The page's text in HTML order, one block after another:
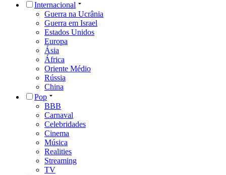
Internacional
Guerra na Ucrânia
Guerra em Israel
Estados Unidos
Europa
Ásia
África
Oriente Médio
Rússia
China
Pop
BBB
Carnaval
Celebridades
Cinema
Música
Realities
Streaming
TV